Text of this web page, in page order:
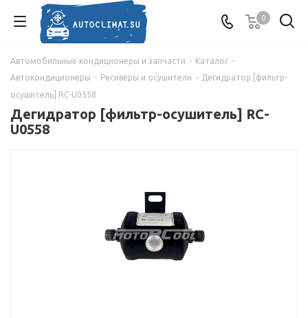
0
Автомобильные кондиционеры и запчасти - Каталог -
Автокондиционеры - Ресиверы и осушители - Дегидратор [фильтр-
осушитель] RC-U0558
Дегидратор [фильтр-осушитель] RC-
U0558